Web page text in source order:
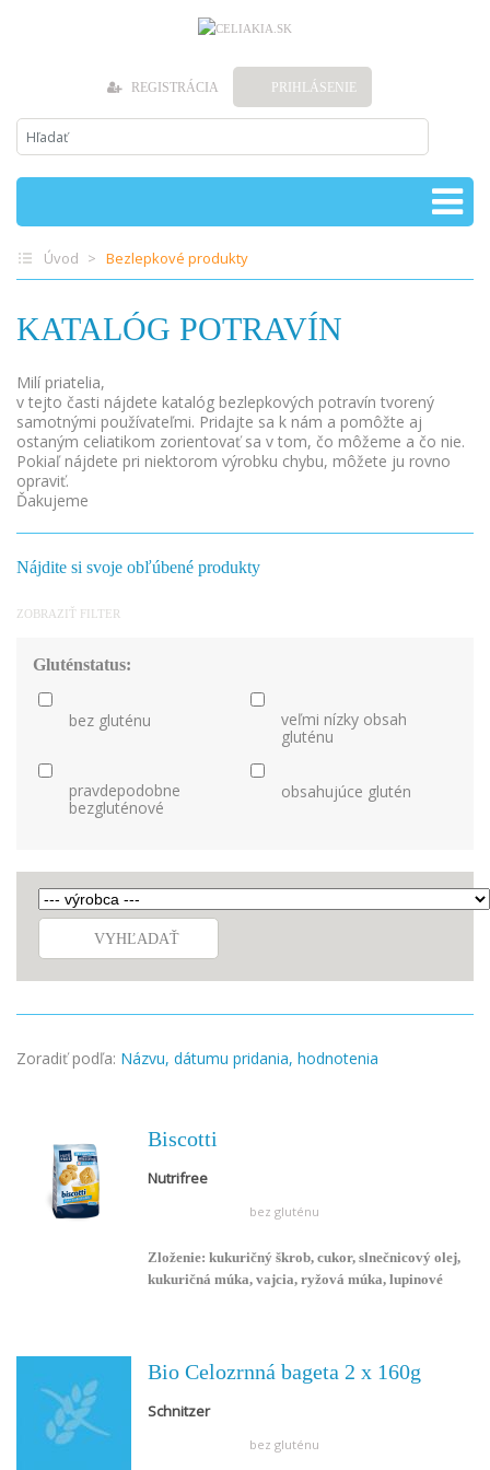
REGISTRÁCIA PRIHLÁSENIE
Úvod Bezlepkové produkty
KATALÓG POTRAVÍN
Milí priatelia,
v tejto časti nájdete katalóg bezlepkových potravín tvorený
samotnými používateľmi. Pridajte sa k nám a pomôžte aj
ostaným celiatikom zorientovať sa v tom, čo môžeme a čo nie.
Pokiaľ nájdete pri niektorom výrobku chybu, môžete ju rovno
opraviť.
Ďakujeme
Nájdite si svoje obľúbené produkty
ZOBRAZIŤ FILTER
Gluténstatus:
bez gluténu
veľmi nízky obsah
gluténu
pravdepodobne
bezgluténové
obsahujúce glutén
VYHĽADAŤ
Zoradiť podľa: Názvu, dátumu pridania, hodnotenia
Biscotti
Nutrifree
bez gluténu
Zloženie: kukuričný škrob, cukor, slnečnicový olej,
kukuričná múka, vajcia, ryžová múka, lupinové
sodný, hydrogén- uhličitan sodný).
Bio Celozrnná bageta 2 x 160g
Schnitzer
bez gluténu